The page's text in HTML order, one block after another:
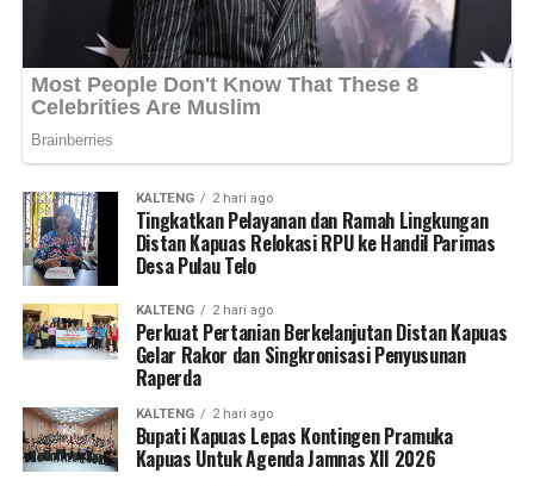
Bagikan ke
WhatsApp 0 Facebook 0
Bagikan ke
WhatsApp 0 Facebook 0
KALTENG 2 hari ago
Tingkatkan Pelayanan dan Ramah Lingkungan
Distan Kapuas Relokasi RPU ke Handil Parimas
Desa Pulau Telo
KALTENG 2 hari ago
Perkuat Pertanian Berkelanjutan Distan Kapuas
Gelar Rakor dan Singkronisasi Penyusunan
Raperda
KALTENG 2 hari ago
Bupati Kapuas Lepas Kontingen Pramuka
Kapuas Untuk Agenda Jamnas XII 2026